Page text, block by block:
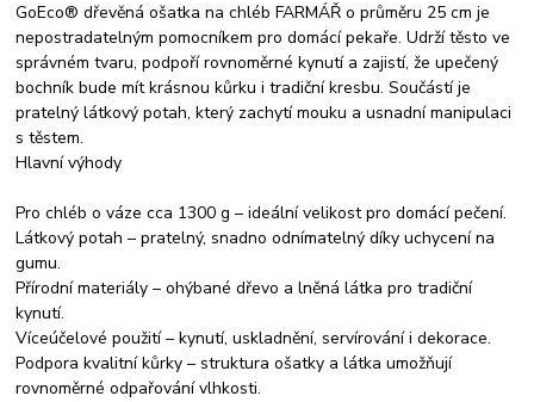
GoEco® dřevěná ošatka na chléb FARMÁŘ o průměru 25 cm je
nepostradatelným pomocníkem pro domácí pekaře. Udrží těsto ve
správném tvaru, podpoří rovnoměrné kynutí a zajistí, že upečený
bochník bude mít krásnou kůrku i tradiční kresbu. Součástí je
pratelný látkový potah, který zachytí mouku a usnadní manipulaci
s těstem.
Hlavní výhody
Pro chléb o váze cca 1300 g – ideální velikost pro domácí pečení.
Látkový potah – pratelný, snadno odnímatelný díky uchycení na
gumu.
Přírodní materiály – ohýbané dřevo a lněná látka pro tradiční
kynutí.
Víceúčelové použití – kynutí, uskladnění, servírování i dekorace.
Podpora kvalitní kůrky – struktura ošatky a látka umožňují
rovnoměrné odpařování vlhkosti.